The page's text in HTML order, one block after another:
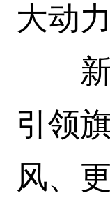
大动
新
引领
风、